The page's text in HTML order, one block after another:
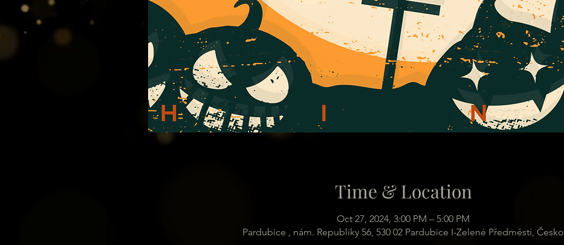
Time & Location
Oct 27, 2024, 3:00 PM – 5:00 PM
Pardubice , nám. Republiky 56, 530 02 Pardubice I-Zelené Předměstí, Česko